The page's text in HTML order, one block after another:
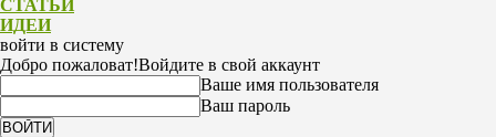
СТАТЬИ
ИДЕИ
войти в систему
Добро пожаловат!Войдите в свой аккаунт
Ваше имя пользователя
Ваш пароль